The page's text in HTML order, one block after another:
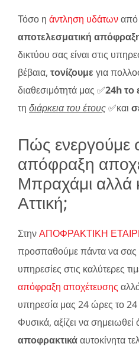
Τόσο η άντληση υδάτωναπό
αποτελεσματική
δικτύου σας είναι στις
βέβαια, τονίζουμε για
διαθεσιμότητά μας ✅24h το
τη διάρκεια του έτους✅και
Πώς ενεργούμε
απόφραξη
Μπραχάμι αλλά
Αττική;
ΣτηνΑΠΟΦΡΑΚΤΙΚΗ
προσπαθούμε πάντα να σας
υπηρεσίες στις καλύτερες
απόφραξη αποχέτευσης
υπηρεσία μας 24 ώρες το
Φυσικά, αξίζει να σημειωθεί
αποφρακτικάαυτοκίνητα